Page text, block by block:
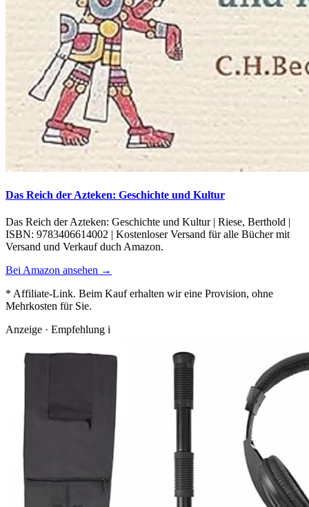
Das Reich der Azteken: Geschichte und Kultur
Das Reich der Azteken: Geschichte und Kultur | Riese, Berthold |
ISBN: 9783406614002 | Kostenloser Versand für alle Bücher mit
Versand und Verkauf duch Amazon.
Bei Amazon ansehen →
* Affiliate-Link. Beim Kauf erhalten wir eine Provision, ohne
Mehrkosten für Sie.
Anzeige · Empfehlung i